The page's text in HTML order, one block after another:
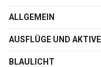
ALLGEMEIN
AUSFLÜGE UND
BLAULICHT